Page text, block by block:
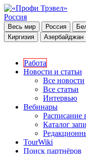
Россия
Весь мир Россия
Киргизия
Азербайджан
Работа
Новости и статьи
Все новости
Все статьи
Интервью
Вебинары
Расписание
Каталог
TourWiki
Поиск партнёров